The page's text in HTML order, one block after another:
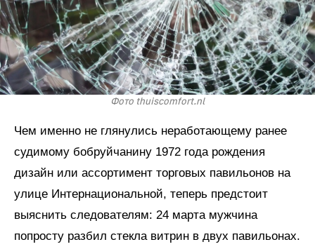
Фото thuiscomfort.nl
Чем именно не глянулись неработающему ранее
судимому бобруйчанину 1972 года рождения
дизайн или ассортимент торговых павильонов на
улице Интернациональной, теперь предстоит
выяснить следователям: 24 марта мужчина
попросту разбил стекла витрин в двух павильонах.